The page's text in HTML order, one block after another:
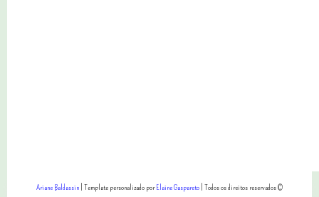
Ariane Baldassin| Template personalizado porElaine Gaspareto| Todos os direitos reservados ©